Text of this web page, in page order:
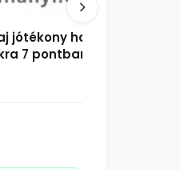
jótékony hatása a
7 pontban